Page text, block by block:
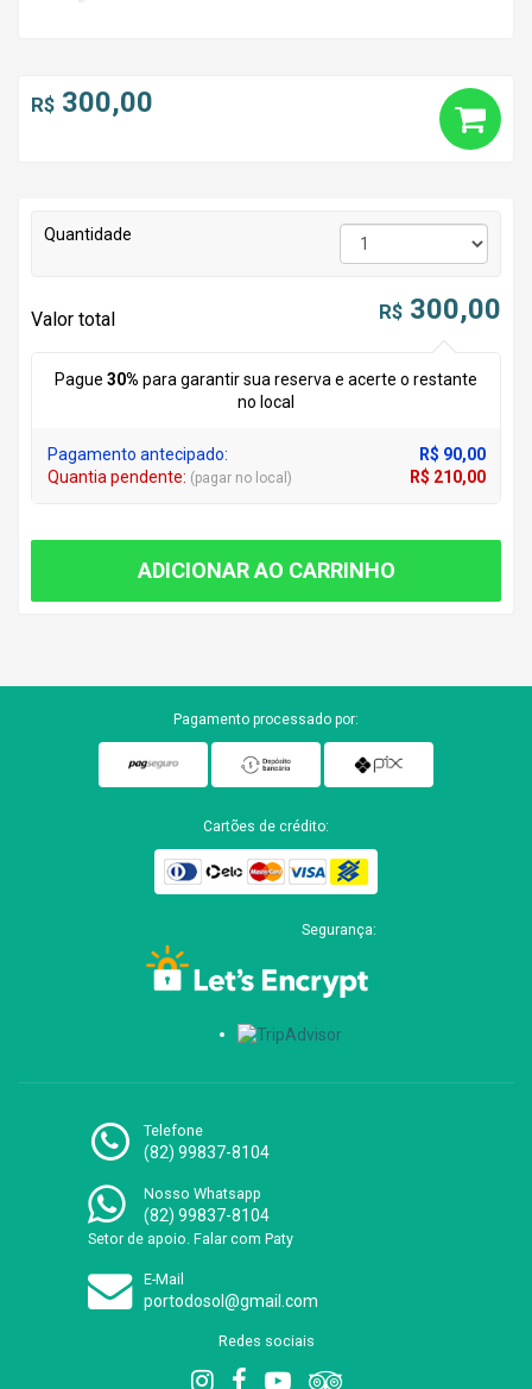
R$ 300,00
Quantidade
Valor total R$ 300,00
Pague 30% para garantir sua reserva e acerte o restante
no local
Pagamento antecipado:
R$ 90,00
Quantia pendente: (pagar no local) R$ 210,00
ADICIONAR AO CARRINHO
Pagamento processado por:
Cartões de crédito:
Segurança:
Telefone
(82) 99837-8104
Nosso Whatsapp
(82) 99837-8104
Setor de apoio. Falar com Paty
E-Mail
portodosol@gmail.com
Redes sociais